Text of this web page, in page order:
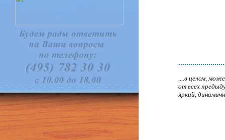
....в целом,
от всех
яркий,